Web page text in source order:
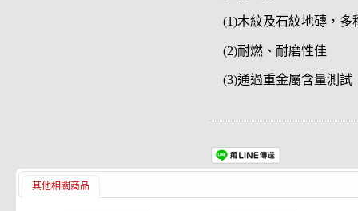
(1)木紋及石紋地磚，多
(2)耐燃、耐磨性佳
(3)通過重金屬含量測試
其他相關商品